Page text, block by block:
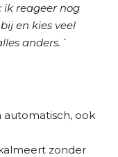
ik reageer nog
en kies veel
anders.´
automatisch, ook
zonder